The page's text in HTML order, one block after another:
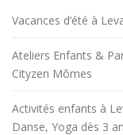
Vacances d’été à
Ateliers Enfants &
Cityzen Mômes
Activités enfants à
Danse, Yoga dès 3